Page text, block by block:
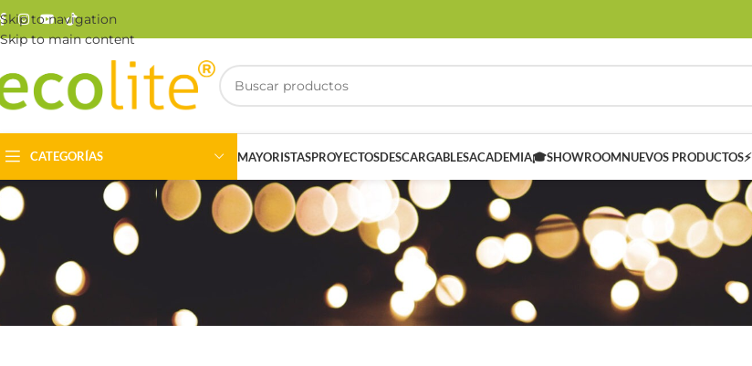
Skip to navigation
Skip to main content
CATEGORÍAS MAYORISTASPROYECTOSDESCARGABLESACADEMIA🎓SHOWROOMNUEVOS PRODUCTOS⚡